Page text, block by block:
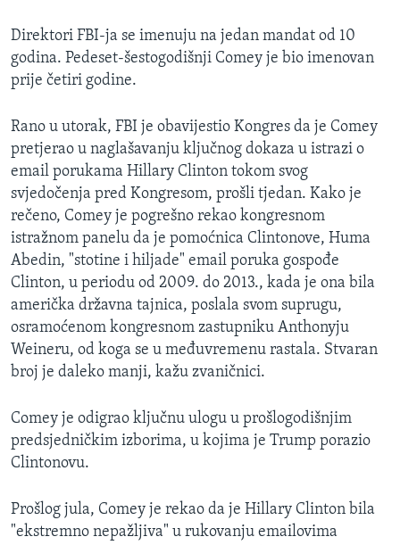
Direktori FBI-ja se imenuju na jedan mandat od 10
godina. Pedeset-šestogodišnji Comey je bio imenovan
prije četiri godine.
Rano u utorak, FBI je obavijestio Kongres da je Comey
pretjerao u naglašavanju ključnog dokaza u istrazi o
email porukama Hillary Clinton tokom svog
svjedočenja pred Kongresom, prošli tjedan. Kako je
rečeno, Comey je pogrešno rekao kongresnom
istražnom panelu da je pomoćnica Clintonove, Huma
Abedin, "stotine i hiljade" email poruka gospođe
Clinton, u periodu od 2009. do 2013., kada je ona bila
američka državna tajnica, poslala svom suprugu,
osramoćenom kongresnom zastupniku Anthonyju
Weineru, od koga se u međuvremenu rastala. Stvaran
broj je daleko manji, kažu zvaničnici.
Comey je odigrao ključnu ulogu u prošlogodišnjim
predsjedničkim izborima, u kojima je Trump porazio
Clintonovu.
Prošlog jula, Comey je rekao da je Hillary Clinton bila
"ekstremno nepažljiva" u rukovanju emailovima